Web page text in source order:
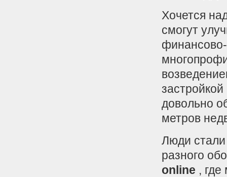
Хочется
смогут
довольно
метров
Люди
разного
online ,